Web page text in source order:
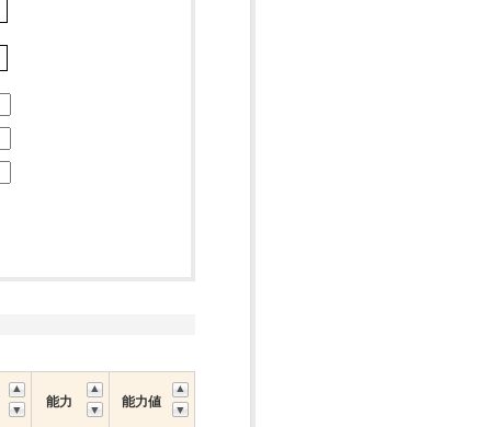
能力 能力値